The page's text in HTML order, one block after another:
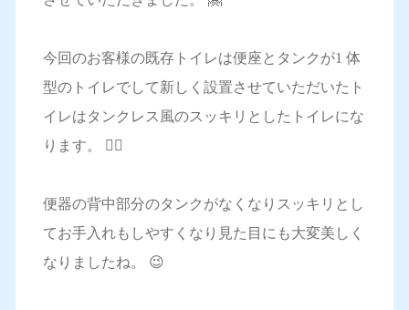
今回のお客様の既存トイレは便座とタンクが1 体
型のトイレでして新しく設置させていただいたト
イレはタンクレス風のスッキリとしたトイレにな
ります。 🙆‍♀️
便器の背中部分のタンクがなくなりスッキリとし
てお手入れもしやすくなり見た目にも大変美しく
なりましたね。 😉